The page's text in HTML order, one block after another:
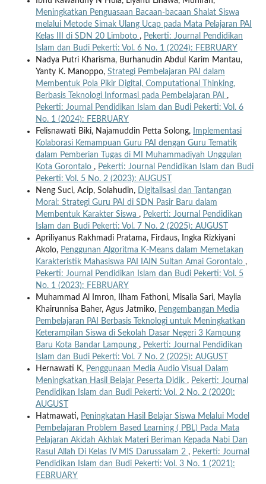
Meningkatkan Penguasaan Bacaan-bacaan Shalat Siswa
melalui Metode Simak Ulang Ucap pada Mata Pelajaran PAI
Kelas III di SDN 20 Limboto , Pekerti: Journal Pendidikan
Islam dan Budi Pekerti: Vol. 6 No. 1 (2024): FEBRUARY
Nadya Putri Kharisma, Burhanudin Abdul Karim Mantau,
Yanty K. Manoppo, Strategi Pembelajaran PAI dalam
Membentuk Pola Pikir Digital, Computational Thinking,
Berbasis Teknologi Informasi pada Pembelajaran PAI ,
Pekerti: Journal Pendidikan Islam dan Budi Pekerti: Vol. 6
No. 1 (2024): FEBRUARY
Felisnawati Biki, Najamuddin Petta Solong,
Implementasi
Kolaborasi Kemampuan Guru PAI dengan Guru Tematik
dalam Pemberian Tugas di MI Muhammadiyah Unggulan
Kota Gorontalo , Pekerti: Journal Pendidikan Islam dan Budi
Pekerti: Vol. 5 No. 2 (2023): AUGUST
Neng Suci, Acip, Solahudin,
Digitalisasi dan Tantangan
Moral: Strategi Guru PAI di SDN Pasir Baru dalam
Membentuk Karakter Siswa , Pekerti: Journal Pendidikan
Islam dan Budi Pekerti: Vol. 7 No. 2 (2025): AUGUST
Apriliyanus Rakhmadi Pratama, Firdaus, Ingka Rizkiyani
Akolo, Penggunan Algoritma K-Means dalam Memetakan
Karakteristik Mahasiswa PAI IAIN Sultan Amai Gorontalo ,
Pekerti: Journal Pendidikan Islam dan Budi Pekerti: Vol. 5
No. 1 (2023): FEBRUARY
Muhammad Al Imron, Ilham Fathoni, Misalia Sari, Maylia
Khairunnisa Baher, Agus Jatmiko, Pengembangan Media
Pembelajaran PAI Berbasis Teknologi untuk Meningkatkan
Keterampilan Siswa di Sekolah Dasar Negeri 3 Kampung
Baru Kota Bandar Lampung , Pekerti: Journal Pendidikan
Islam dan Budi Pekerti: Vol. 7 No. 2 (2025): AUGUST
Hernawati K, Penggunaan Media Audio Visual Dalam
Meningkatkan Hasil Belajar Peserta Didik , Pekerti: Journal
Pendidikan Islam dan Budi Pekerti: Vol. 2 No. 2 (2020):
AUGUST
Hatmawati, Peningkatan Hasil Belajar Siswa Melalui Model
Pembelajaran Problem Based Learning ( PBL) Pada Mata
Pelajaran Akidah Akhlak Materi Beriman Kepada Nabi Dan
Rasul Allah Di Kelas IV MIS Darussalam 2 , Pekerti: Journal
Pendidikan Islam dan Budi Pekerti: Vol. 3 No. 1 (2021):
FEBRUARY